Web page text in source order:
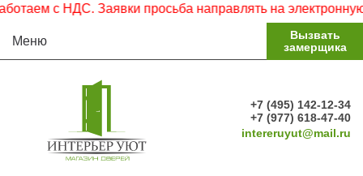
с НДС. Заявки просьба направлять на электронную
Меню
Вызвать
замерщика
+7 (495) 142-12-34
+7 (977) 618-47-40
intereruyut@mail.ru